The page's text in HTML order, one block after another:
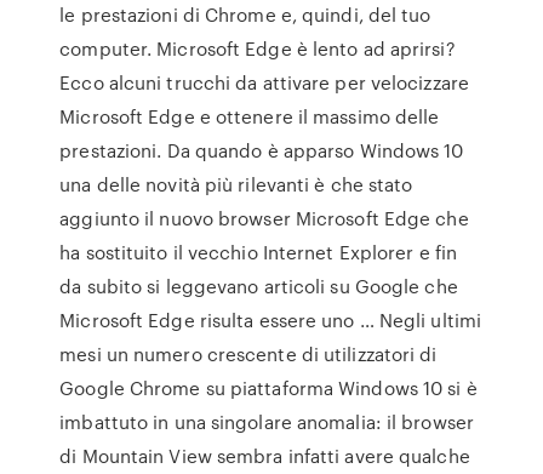
le prestazioni di Chrome e, quindi, del tuo
computer. Microsoft Edge è lento ad aprirsi?
Ecco alcuni trucchi da attivare per velocizzare
Microsoft Edge e ottenere il massimo delle
prestazioni. Da quando è apparso Windows 10
una delle novità più rilevanti è che stato
aggiunto il nuovo browser Microsoft Edge che
ha sostituito il vecchio Internet Explorer e fin
da subito si leggevano articoli su Google che
Microsoft Edge risulta essere uno … Negli ultimi
mesi un numero crescente di utilizzatori di
Google Chrome su piattaforma Windows 10 si è
imbattuto in una singolare anomalia: il browser
di Mountain View sembra infatti avere qualche